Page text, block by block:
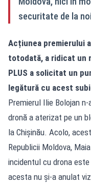
securitate de la
Acțiunea premierului
totodată, a ridicat un
PLUS a solicitat un
legătură cu acest
Premierul Ilie Bolojan
dronă a aterizat pe un
la Chișinău. Acolo,
Republicii Moldova,
incidentul cu drona
acesta nu și-a anulat